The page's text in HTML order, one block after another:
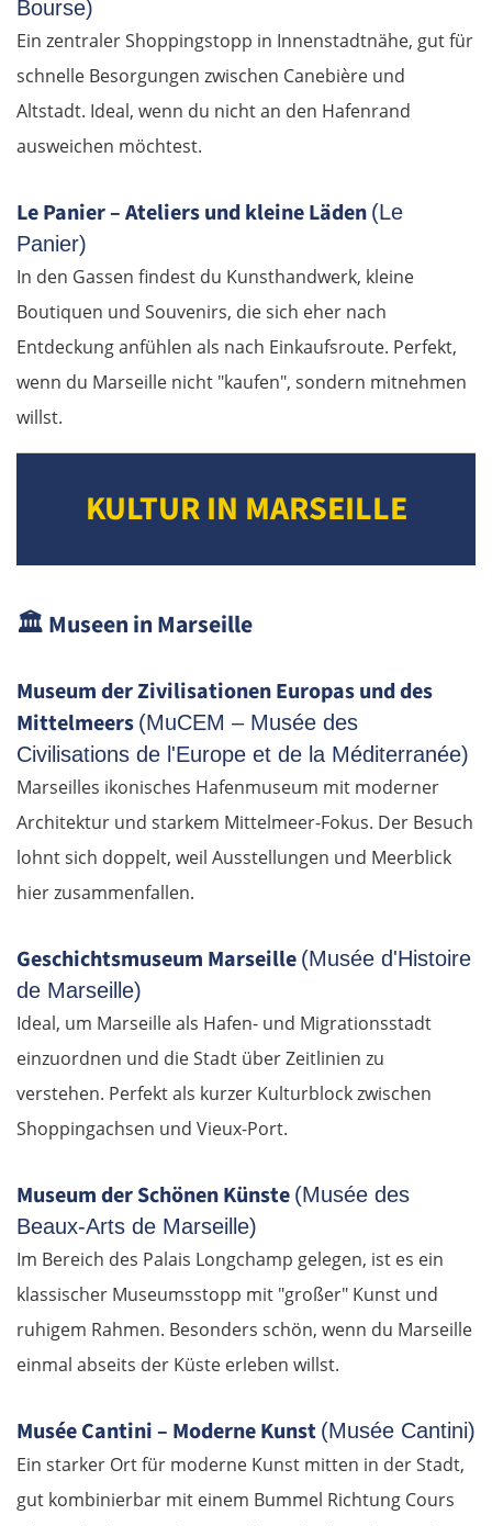
Bourse)
Ein zentraler Shoppingstopp in Innenstadtnähe, gut für
schnelle Besorgungen zwischen Canebière und
Altstadt. Ideal, wenn du nicht an den Hafenrand
ausweichen möchtest.
Le Panier – Ateliers und kleine Läden (Le
Panier)
In den Gassen findest du Kunsthandwerk, kleine
Boutiquen und Souvenirs, die sich eher nach
Entdeckung anfühlen als nach Einkaufsroute. Perfekt,
wenn du Marseille nicht "kaufen", sondern mitnehmen
willst.
KULTUR IN MARSEILLE
🏛️Museen in Marseille
Museum der Zivilisationen Europas und des
Mittelmeers (MuCEM – Musée des
Civilisations de l'Europe et de la Méditerranée)
Marseilles ikonisches Hafenmuseum mit moderner
Architektur und starkem Mittelmeer-Fokus. Der Besuch
lohnt sich doppelt, weil Ausstellungen und Meerblick
hier zusammenfallen.
Geschichtsmuseum Marseille (Musée d'Histoire
de Marseille)
Ideal, um Marseille als Hafen- und Migrationsstadt
einzuordnen und die Stadt über Zeitlinien zu
verstehen. Perfekt als kurzer Kulturblock zwischen
Shoppingachsen und Vieux-Port.
Museum der Schönen Künste (Musée des
Beaux-Arts de Marseille)
Im Bereich des Palais Longchamp gelegen, ist es ein
klassischer Museumsstopp mit "großer" Kunst und
ruhigem Rahmen. Besonders schön, wenn du Marseille
einmal abseits der Küste erleben willst.
Musée Cantini – Moderne Kunst (Musée Cantini)
Ein starker Ort für moderne Kunst mitten in der Stadt,
gut kombinierbar mit einem Bummel Richtung Cours